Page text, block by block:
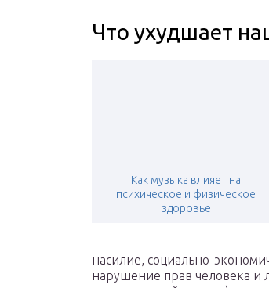
Что ухудшает
Как музыка влияет на
психическое и физическое
здоровье
насилие, социально-
нарушение прав человека